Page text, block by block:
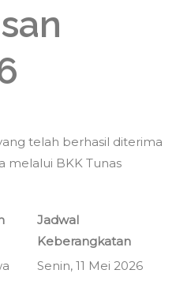
telah berhasil diterima
melalui BKK Tunas
Jadwal
Keberangkatan
Senin, 11 Mei 2026